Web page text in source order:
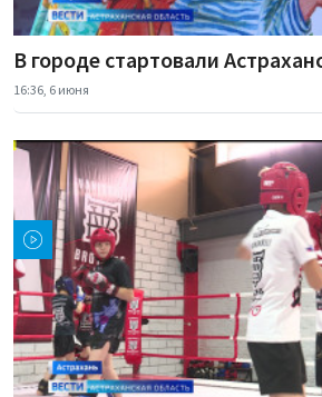
В городе стартовали
16:36, 6 июня